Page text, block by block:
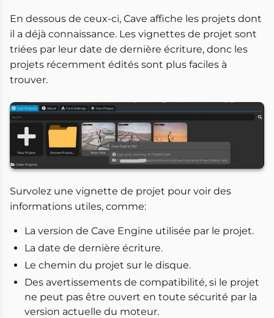
En dessous de ceux-ci, Cave affiche les projets dont
il a déjà connaissance. Les vignettes de projet sont
triées par leur date de dernière écriture, donc les
projets récemment édités sont plus faciles à
trouver.
Survolez une vignette de projet pour voir des
informations utiles, comme:
La version de Cave Engine utilisée par le projet.
La date de dernière écriture.
Le chemin du projet sur le disque.
Des avertissements de compatibilité, si le projet
ne peut pas être ouvert en toute sécurité par la
version actuelle du moteur.